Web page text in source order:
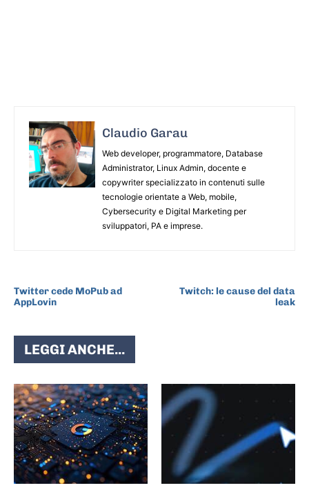
Claudio Garau
Web developer, programmatore, Database
Administrator, Linux Admin, docente e
copywriter specializzato in contenuti sulle
tecnologie orientate a Web, mobile,
Cybersecurity e Digital Marketing per
sviluppatori, PA e imprese.
Twitter cede MoPub ad
AppLovin
Twitch: le cause del data
leak
LEGGI ANCHE...